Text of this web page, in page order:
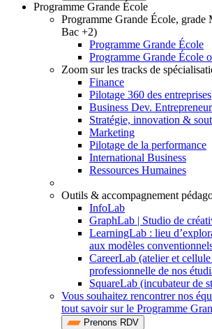
Programme Grande École
Programme Grande École, grade
Bac +2)
Programme Grande École
Programme Grande École
Zoom sur les tracks de
Finance
Pilotage 360 des entreprises
Business Dev.
Stratégie, innovation &
Marketing
Pilotage de la performance
International Business
Ressources Humaines
Outils & accompagnement
InfoLab
GraphLab | Studio de
LearningLab : lieu
aux modèles
CareerLab (atelier et
professionnelle de nos
SquareLab (incubateur de
Vous souhaitez rencontrer nos
tout savoir sur le Programme
Prenons RDV